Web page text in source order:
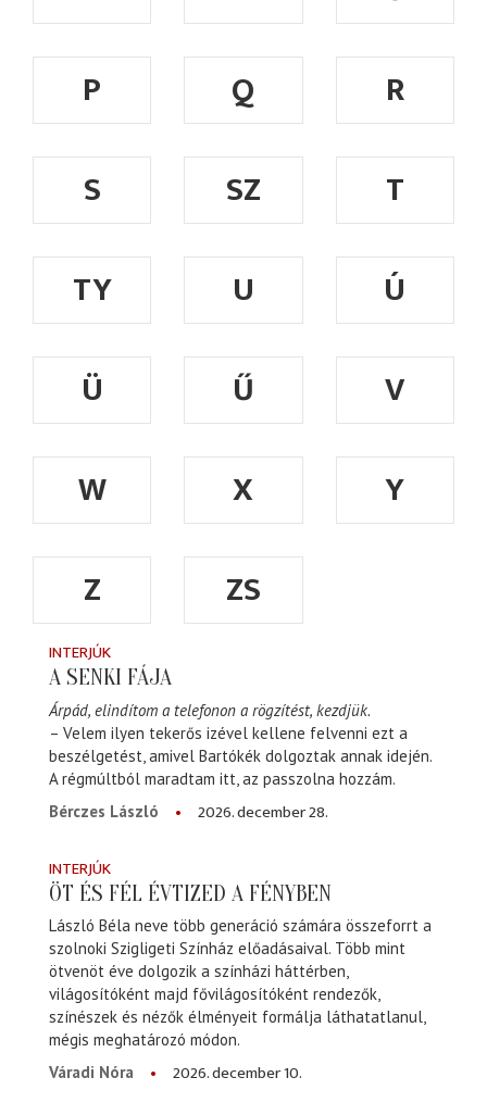
P
Q
R
S
SZ
T
TY
U
Ú
Ü
Ű
V
W
X
Y
Z
ZS
INTERJÚK
A SENKI FÁJA
Árpád, elindítom a telefonon a rögzítést, kezdjük.
– Velem ilyen tekerős izével kellene felvenni ezt a
beszélgetést, amivel Bartókék dolgoztak annak idején.
A régmúltból maradtam itt, az passzolna hozzám.
Bérczes László
2026. december 28.
INTERJÚK
ÖT ÉS FÉL ÉVTIZED A FÉNYBEN
László Béla neve több generáció számára összeforrt a
szolnoki Szigligeti Színház előadásaival. Több mint
ötvenöt éve dolgozik a színházi háttérben,
világosítóként majd fővilágosítóként rendezők,
színészek és nézők élményeit formálja láthatatlanul,
mégis meghatározó módon.
Váradi Nóra
2026. december 10.